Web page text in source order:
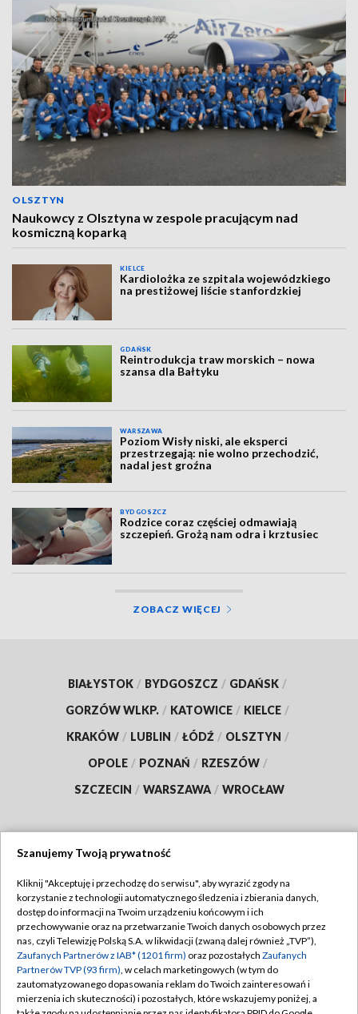
OLSZTYN
Naukowcy z Olsztyna w zespole pracującym nad
kosmiczną koparką
KIELCE
Kardiolożka ze szpitala wojewódzkiego
na prestiżowej liście stanfordzkiej
GDAŃSK
Reintrodukcja traw morskich – nowa
szansa dla Bałtyku
WARSZAWA
Poziom Wisły niski, ale eksperci
przestrzegają: nie wolno przechodzić,
nadal jest groźna
BYDGOSZCZ
Rodzice coraz częściej odmawiają
szczepień. Grożą nam odra i krztusiec
ZOBACZ WIĘCEJ
BIAŁYSTOK / BYDGOSZCZ / GDAŃSK /
GORZÓW WLKP. / KATOWICE / KIELCE /
KRAKÓW / LUBLIN / ŁÓDŹ / OLSZTYN /
OPOLE / POZNAŃ / RZESZÓW /
SZCZECIN / WARSZAWA / WROCŁAW
TVP
Abonament TVP
Emisja w TVP
Centrum informacji TVP
Naziemna Telewizja Cyfrowa
Regulamin TVP
Polityka prywatności
Moje zgody
Pomoc
Szanujemy Twoją prywatność
Kliknij "Akceptuję i przechodzę do serwisu", aby wyrazić zgody na
korzystanie z technologii automatycznego śledzenia i zbierania danych,
dostęp do informacji na Twoim urządzeniu końcowym i ich
przechowywanie oraz na przetwarzanie Twoich danych osobowych przez
nas, czyli Telewizję Polską S.A. w likwidacji (zwaną dalej również „TVP”),
Zaufanych Partnerów z IAB* (1201 firm) oraz pozostałych Zaufanych
Partnerów TVP (93 firm), w celach marketingowych (w tym do
zautomatyzowanego dopasowania reklam do Twoich zainteresowań i
mierzenia ich skuteczności) i pozostałych, które wskazujemy poniżej, a